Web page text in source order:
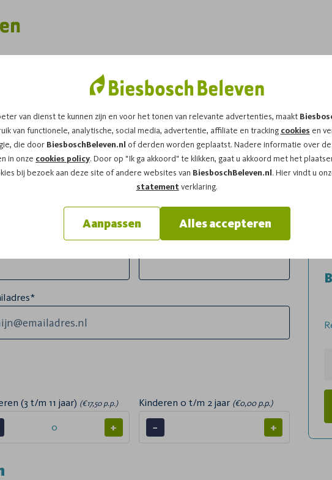
van dienst te kunnen zijn en voor het tonen van relevante advertenties, maakt
van functionele, analytische, social media, advertentie, affiliate en tracking cookies en
die door BiesboschBeleven.nl of derden worden geplaatst. Nadere informatie over
in onze cookies policy. Door op "Ik ga akkoord" te klikken, gaat u akkoord met het
bij bezoek aan deze site of andere websites van BiesboschBeleven.nl. Hier vindt u
statementverklaring.
Aanpassen Alles accepteren
dit arrangement!
op vrijdag 22-05-2026 om 19:00
vragen wij u
Achternaam*
(3 t/m 11 jaar) (€17,50 p.p.)
+
Kinderen 0 t/m 2 jaar (€0,00 p.p.)
− +